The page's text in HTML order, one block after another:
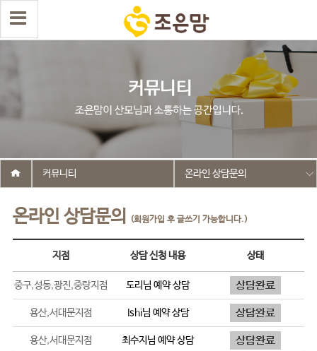
온라인 상담문의 (회원가입 후 글쓰기 가능합니다.)
커뮤니티 온라인 상담문의
지점 상담 신청 내용 상태
중구,성동,광진,중랑지점 도리 님 예약 상담
용산,서대문지점 Ishi님 예약 상담
용산,서대문지점 최수지 님 예약 상담